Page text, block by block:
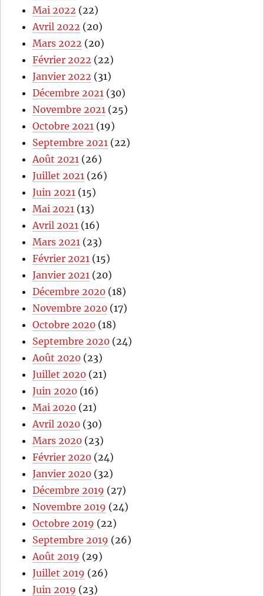
Mai 2022 (22)
Avril 2022 (20)
Mars 2022 (20)
Février 2022 (22)
Janvier 2022 (31)
Décembre 2021 (30)
Novembre 2021 (25)
Octobre 2021 (19)
Septembre 2021 (22)
Août 2021 (26)
Juillet 2021 (26)
Juin 2021 (15)
Mai 2021 (13)
Avril 2021 (16)
Mars 2021 (23)
Février 2021 (15)
Janvier 2021 (20)
Décembre 2020 (18)
Novembre 2020 (17)
Octobre 2020 (18)
Septembre 2020 (24)
Août 2020 (23)
Juillet 2020 (21)
Juin 2020 (16)
Mai 2020 (21)
Avril 2020 (30)
Mars 2020 (23)
Février 2020 (24)
Janvier 2020 (32)
Décembre 2019 (27)
Novembre 2019 (24)
Octobre 2019 (22)
Septembre 2019 (26)
Août 2019 (29)
Juillet 2019 (26)
Juin 2019 (23)